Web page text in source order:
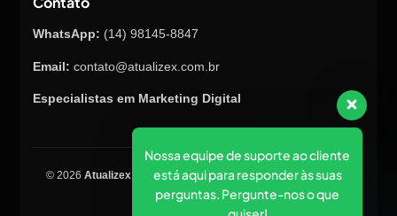
WhatsApp: (14) 98145-8847
Email: contato@atualizex.com.br
Especialistas em Marketing Digital
© 2026 Atualizex Marketing & Performance. Todos os direitos
reservados.
Nossa equipe de suporte ao cliente
está aqui para responder às suas
perguntas. Pergunte-nos o que